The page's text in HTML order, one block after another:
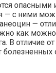
опасными
— с ними
—
как
В отличие